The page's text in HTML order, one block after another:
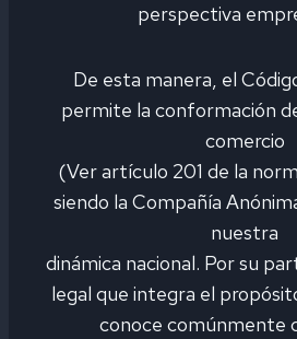
perspectiva
De esta manera, el
permite la conformación
comercio
(Ver artículo 201 de la
siendo la Compañía
nuestra
dinámica nacional. Por su
legal que integra el
conoce comúnmente